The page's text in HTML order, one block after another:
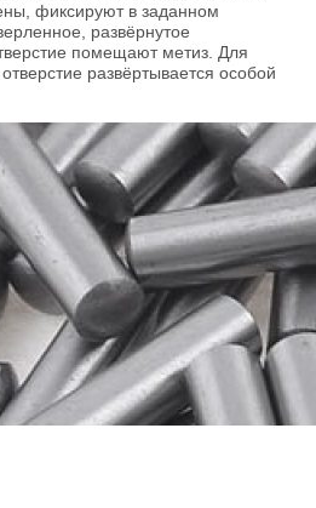
фиксируют в заданном
развёрнутое
помещают метиз. Для
развёртывается особой